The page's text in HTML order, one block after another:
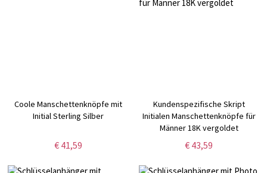
Coole Manschettenknöpfe mit
Initial Sterling Silber
€ 41,59
Kundenspezifische Skript
Initialen Manschettenknöpfe für
Männer 18K vergoldet
€ 43,59